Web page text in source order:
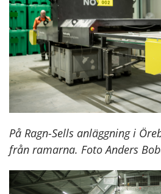
På Ragn-Sells anläggning i
från ramarna. Foto Anders